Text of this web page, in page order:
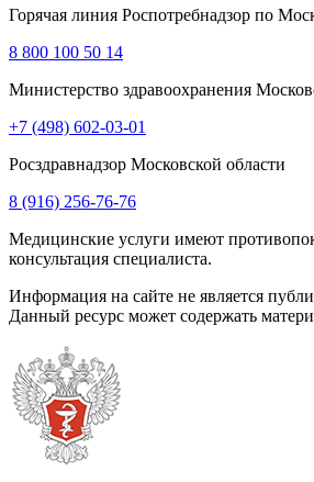
Горячая линия Роспотребнадзор по
8 800 100 50 14
Министерство здравоохранения
+7 (498) 602-03-01
Росздравнадзор Московской области
8 (916) 256-76-76
Медицинские услуги имеют
консультация специалиста.
Информация на сайте не является
Данный ресурс может содержать